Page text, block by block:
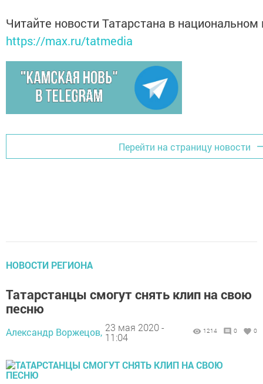
Читайте новости Татарстана в
https://max.ru/tatmedia
Перейти на страницу новости
НОВОСТИ РЕГИОНА
Татарстанцы смогут снять клип на свою
песню
Александр Воржецов, 23 мая 2020 -
11:04
1214 0 0